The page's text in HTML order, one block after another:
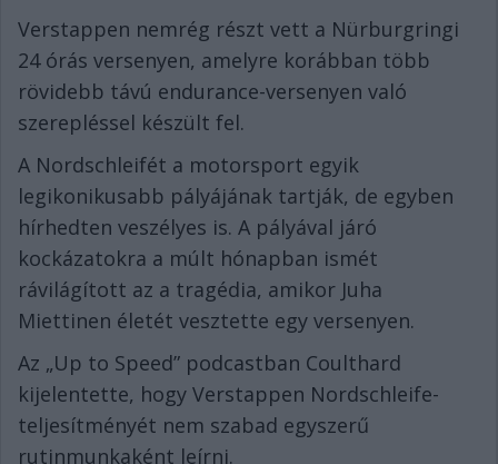
Verstappen nemrég részt vett a Nürburgringi
24 órás versenyen, amelyre korábban több
rövidebb távú endurance-versenyen való
szerepléssel készült fel.
A Nordschleifét a motorsport egyik
legikonikusabb pályájának tartják, de egyben
hírhedten veszélyes is. A pályával járó
kockázatokra a múlt hónapban ismét
rávilágított az a tragédia, amikor Juha
Miettinen életét vesztette egy versenyen.
Az „Up to Speed” podcastban Coulthard
kijelentette, hogy Verstappen Nordschleife-
teljesítményét nem szabad egyszerű
rutinmunkaként leírni.